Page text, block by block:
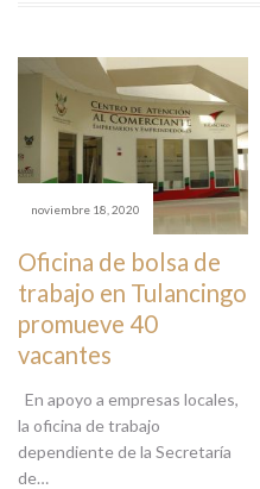
noviembre 18, 2020
Oficina de bolsa de
trabajo en Tulancingo
promueve 40
vacantes
En apoyo a empresas locales,
la oficina de trabajo
dependiente de la Secretaría
de…